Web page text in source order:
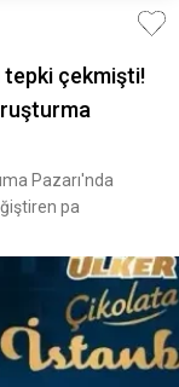
tepki çekmişti!
Pazarı'nda
pa